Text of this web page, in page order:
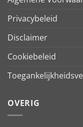
Privacybeleid
Disclaimer
Cookiebeleid
OVERIG